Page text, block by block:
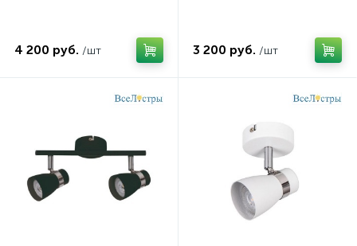
4 200 руб. /шт 3 200 руб. /шт